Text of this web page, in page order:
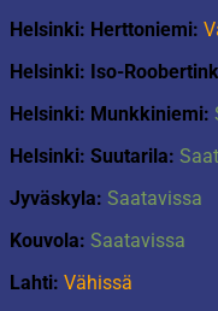
Helsinki: Herttoniemi:
Helsinki: Iso-
Helsinki: Munkkiniemi:
Helsinki: Suutarila:
Jyväskyla: Saatavissa
Kouvola: Saatavissa
Lahti: Vähissä